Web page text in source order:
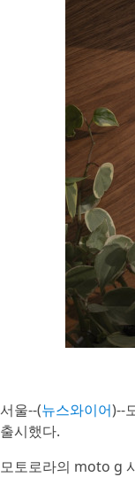
서울--(뉴스와이어)--
출시했다.
모토로라의 moto g